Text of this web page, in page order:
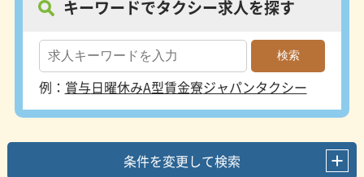
キーワードでタクシー求人を探す
例： 賞与日曜休みA型賃金寮ジャパンタクシー
条件を変更して検索